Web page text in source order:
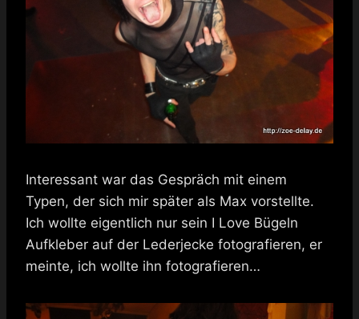
Interessant war das Gespräch mit einem
Typen, der sich mir später als Max vorstellte.
Ich wollte eigentlich nur sein I Love Bügeln
Aufkleber auf der Lederjecke fotografieren, er
meinte, ich wollte ihn fotografieren…